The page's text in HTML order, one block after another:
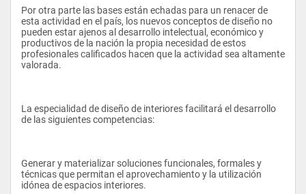
Por otra parte las bases están echadas para un renacer de
esta actividad en el país, los nuevos conceptos de diseño no
pueden estar ajenos al desarrollo intelectual, económico y
productivos de la nación la propia necesidad de estos
profesionales calificados hacen que la actividad sea altamente
valorada.
La especialidad de diseño de interiores facilitará el desarrollo
de las siguientes competencias:
Generar y materializar soluciones funcionales, formales y
técnicas que permitan el aprovechamiento y la utilización
idónea de espacios interiores.